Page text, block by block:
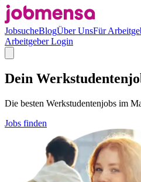
JobsucheBlogÜber UnsFür
Arbeitgeber Login
Dein
Die besten Werkstudentenjobs im
Jobs finden